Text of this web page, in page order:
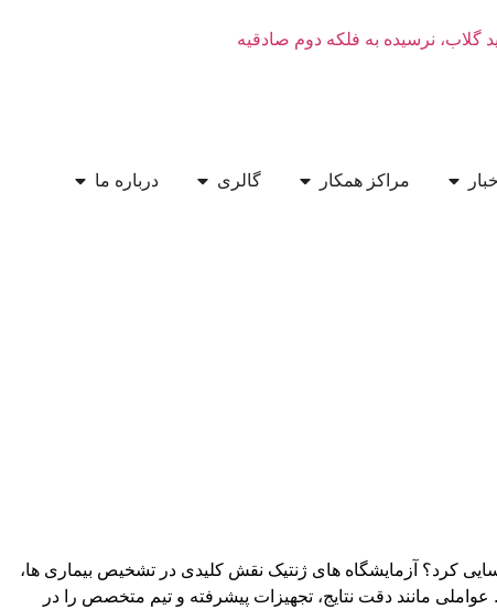
به فلکه دوم صادقیه
مراکز همکار گالری درباره ما
آزمایشگاه های ژنتیک نقش کلیدی در تشخیص بیماری‌ ها،
دقت نتایج، تجهیزات پیشرفته و تیم متخصص را در